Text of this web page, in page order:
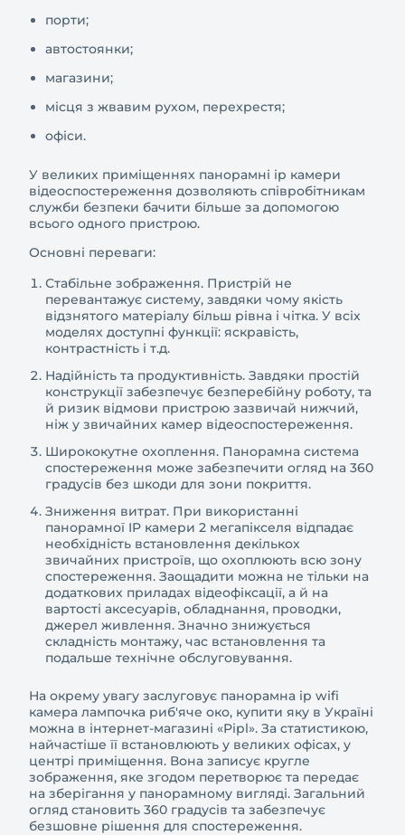
порти;
автостоянки;
магазини;
місця з жвавим рухом, перехрестя;
офіси.
У великих приміщеннях панорамні ip камери
відеоспостереження дозволяють співробітникам
служби безпеки бачити більше за допомогою
всього одного пристрою.
Основні переваги:
Стабільне зображення. Пристрій не
перевантажує систему, завдяки чому якість
відзнятого матеріалу більш рівна і чітка. У всіх
моделях доступні функції: яскравість,
контрастність і т.д.
Надійність та продуктивність. Завдяки простій
конструкції забезпечує безперебійну роботу, та
й ризик відмови пристрою зазвичай нижчий,
ніж у звичайних камер відеоспостереження.
Ширококутне охоплення. Панорамна система
спостереження може забезпечити огляд на 360
градусів без шкоди для зони покриття.
Зниження витрат. При використанні
панорамної IP камери 2 мегапікселя відпадає
необхідність встановлення декількох
звичайних пристроїв, що охоплюють всю зону
спостереження. Заощадити можна не тільки на
додаткових приладах відеофіксації, а й на
вартості аксесуарів, обладнання, проводки,
джерел живлення. Значно знижується
складність монтажу, час встановлення та
подальше технічне обслуговування.
На окрему увагу заслуговує панорамна ip wifi
камера лампочка риб'яче око, купити яку в Україні
можна в інтернет-магазині «Pipl». За статистикою,
найчастіше її встановлюють у великих офісах, у
центрі приміщення. Вона записує кругле
зображення, яке згодом перетворює та передає
на зберігання у панорамному вигляді. Загальний
огляд становить 360 градусів та забезпечує
безшовне рішення для спостереження.